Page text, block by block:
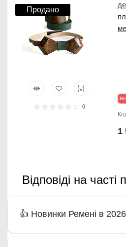
Продано
0
1
Відповіді на
👍 Новинки Ремені в 2026